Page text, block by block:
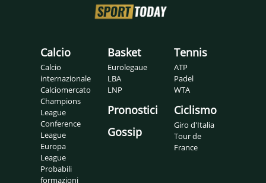
Calcio
Calcio
internazionale
Calciomercato
Champions
League
Conference
League
Europa
League
Probabili
formazioni
Basket
Eurolegaue
LBA
LNP
Pronostici
Gossip
Tennis
ATP
Padel
WTA
Ciclismo
Giro d'Italia
Tour de
France